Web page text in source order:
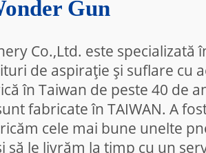
Gun
Co.,Ltd. este
de aspirație și suflare cu
în Taiwan de peste 40 de
fabricate în TAIWAN. A
cele mai bune unelte
să le livrăm la timp cu un